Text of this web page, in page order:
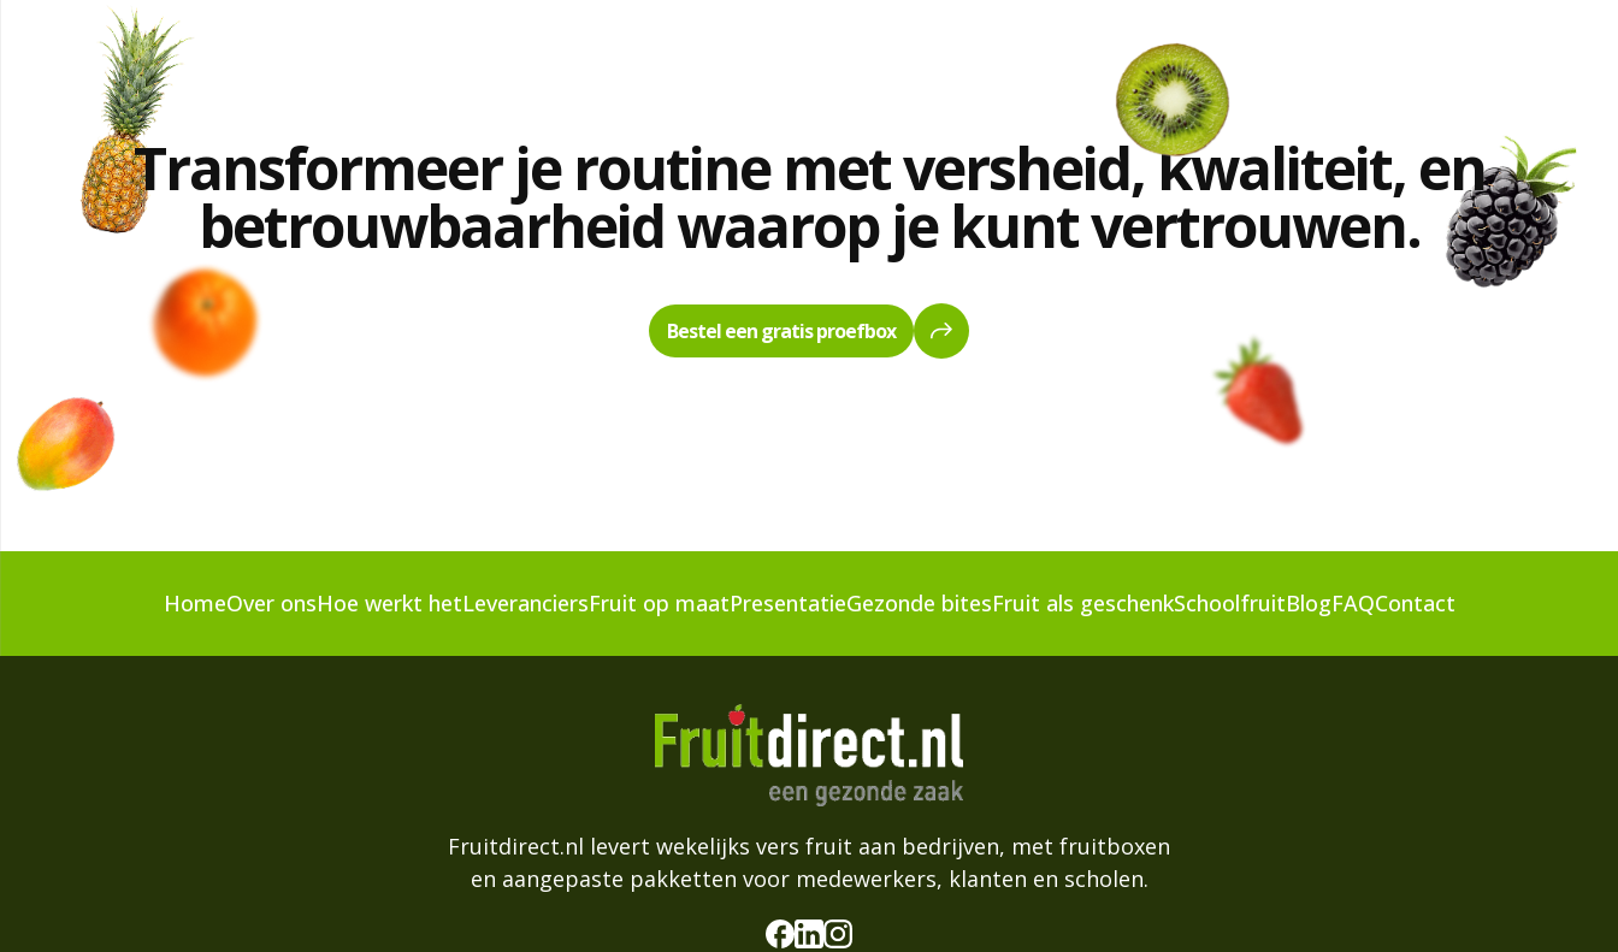
Transformeer je routine met versheid, kwaliteit, en
betrouwbaarheid waarop je kunt vertrouwen.
Bestel een gratis proefbox
HomeOver onsHoe werkt hetLeveranciersFruit op maatPresentatieGezonde bitesFruit als geschenkSchoolfruitBlogFAQContact
Fruitdirect.nl levert wekelijks vers fruit aan bedrijven, met fruitboxen
en aangepaste pakketten voor medewerkers, klanten en scholen.